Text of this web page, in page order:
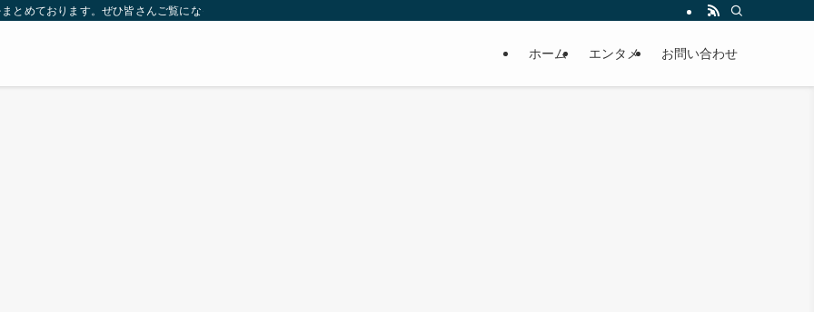
とめております。ぜひ皆さんご覧になっていってください。
ホーム エンタメ お問い合わせ